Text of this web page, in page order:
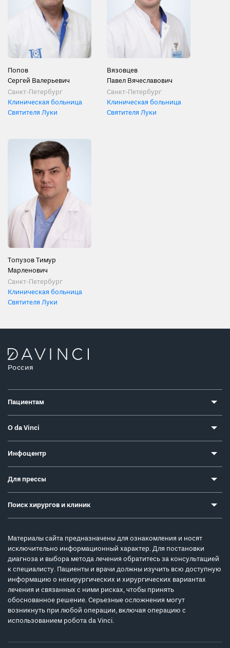
Попов
Сергей Валерьевич
Санкт-Петербург
Клиническая больница
Святителя Луки
Вязовцев
Павел Вячеславович
Санкт-Петербург
Клиническая больница
Святителя Луки
Топузов Тимур
Марленович
Санкт-Петербург
Клиническая больница
Святителя Луки
Россия
Пациентам
О da Vinci
Инфоцентр
Для прессы
Поиск хирургов и клиник
Материалы сайта предназначены для ознакомления и носят
исключительно информационный характер. Для постановки
диагноза и выбора метода лечения обратитесь за консультацией
к специалисту. Пациенты и врачи должны изучить всю доступную
информацию о нехирургических и хирургических вариантах
лечения и связанных с ними рисках, чтобы принять
обоснованное решение. Серьезные осложнения могут
возникнуть при любой операции, включая операцию с
использованием робота da Vinci.